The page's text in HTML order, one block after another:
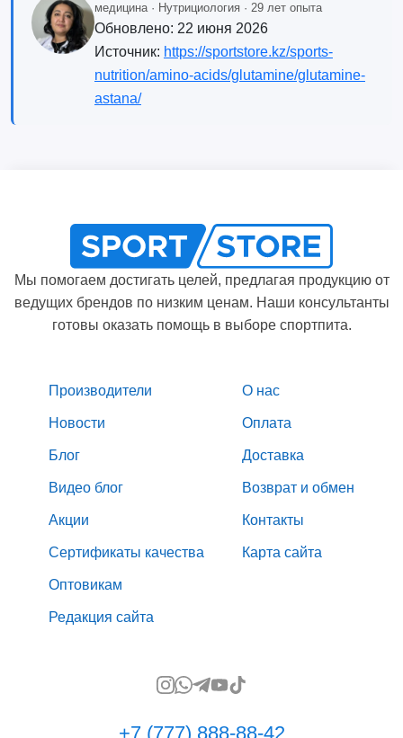
медицина · Нутрициология · 29 лет опыта
Обновлено: 22 июня 2026
Источник: https://sportstore.kz/sports-
nutrition/amino-acids/glutamine/glutamine-
astana/
Мы помогаем достигать целей, предлагая продукцию от
ведущих брендов по низким ценам. Наши консультанты
готовы оказать помощь в выборе спортпита.
Производители
Новости
Блог
Видео блог
Акции
Сертификаты качества
Оптовикам
Редакция сайта
О нас
Оплата
Доставка
Возврат и обмен
Контакты
Карта сайта
+7 (777) 888-88-42